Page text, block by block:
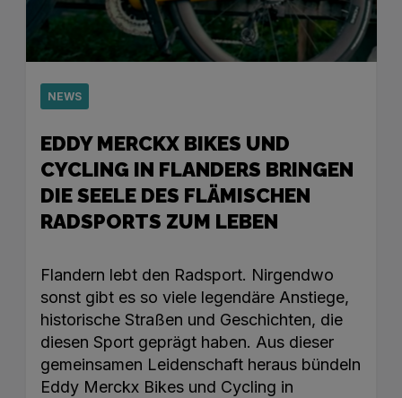
NEWS
EDDY MERCKX BIKES UND
CYCLING IN FLANDERS BRINGEN
DIE SEELE DES FLÄMISCHEN
RADSPORTS ZUM LEBEN
Flandern lebt den Radsport. Nirgendwo
sonst gibt es so viele legendäre Anstiege,
historische Straßen und Geschichten, die
diesen Sport geprägt haben. Aus dieser
gemeinsamen Leidenschaft heraus bündeln
Eddy Merckx Bikes und Cycling in